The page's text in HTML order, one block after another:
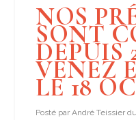
NOS
SONT
DEPUIS
VENEZ
LE 18
Posté parAndré Teissier